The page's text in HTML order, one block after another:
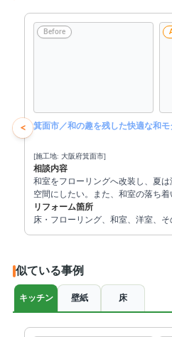
<
Before
箕面市／和の趣を残した快適な和モ
[施工地: 大阪府箕面市]
相談内容
和室をフローリングへ改装し、夏
空間にしたい。また、和室の落ち
算に配慮したリフォームを希望され
リフォーム箇所
床・フローリング、和室、洋室、
似ている事例
キッチン 壁紙 床